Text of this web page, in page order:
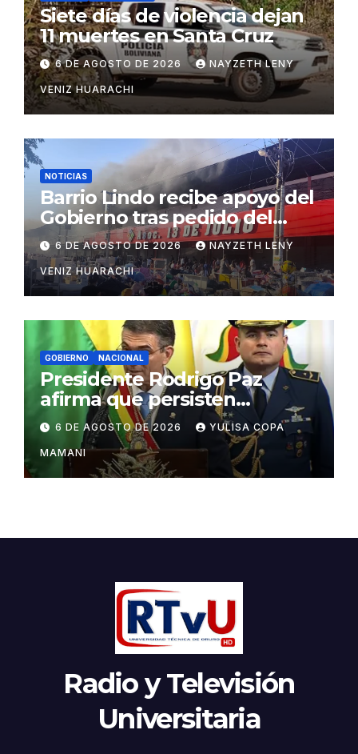
Siete días de violencia dejan
11 muertes en Santa Cruz
6 DE AGOSTO DE 2026 NAYZETH LENY
VENIZ HUARACHI
NOTICIAS
Barrio Lindo recibe apoyo del
Gobierno tras pedido del
vicepresidente Lara
6 DE AGOSTO DE 2026 NAYZETH LENY
VENIZ HUARACHI
GOBIERNO NACIONAL
Presidente Rodrigo Paz
afirma que persisten
amenazas contra la
estabilidad del país
6 DE AGOSTO DE 2026 YULISA COPA
MAMANI
Radio y Televisión
Universitaria